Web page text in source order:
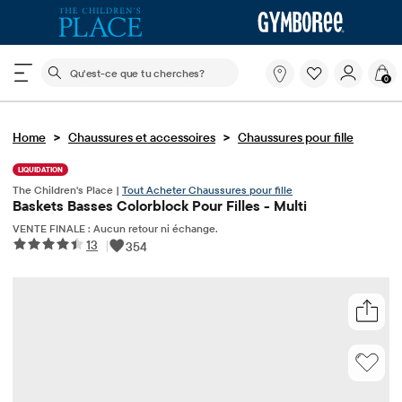
Le champ de recherche ci-dessous filtre les
Qu'est-
que
cherches?
0
Home > Chaussures et accessoires > Chaussures pour fille
LIQUIDATION
The Children's Place | Tout Acheter Chaussures pour fille
Baskets Basses Colorblock Pour Filles - Multi
VENTE FINALE : Aucun retour ni échange.
13 | 354